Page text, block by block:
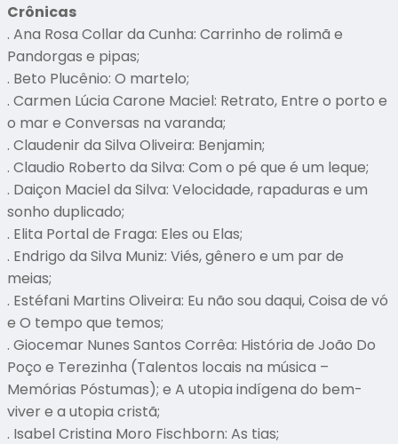
Crônicas
. Ana Rosa Collar da Cunha: Carrinho de rolimã e
Pandorgas e pipas;
. Beto Plucênio: O martelo;
. Carmen Lúcia Carone Maciel: Retrato, Entre o porto e
o mar e Conversas na varanda;
. Claudenir da Silva Oliveira: Benjamin;
. Claudio Roberto da Silva: Com o pé que é um leque;
. Daiçon Maciel da Silva: Velocidade, rapaduras e um
sonho duplicado;
. Elita Portal de Fraga: Eles ou Elas;
. Endrigo da Silva Muniz: Viés, gênero e um par de
meias;
. Estéfani Martins Oliveira: Eu não sou daqui, Coisa de vó
e O tempo que temos;
. Giocemar Nunes Santos Corrêa: História de João Do
Poço e Terezinha (Talentos locais na música –
Memórias Póstumas); e A utopia indígena do bem-
viver e a utopia cristã;
. Isabel Cristina Moro Fischborn: As tias;